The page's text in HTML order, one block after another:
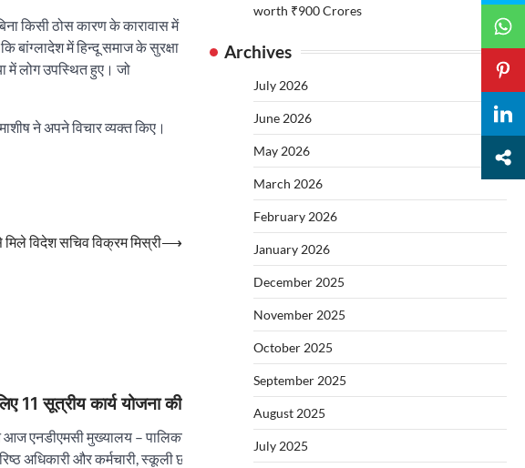
किसी ठोस कारण के कारावास में
बांग्लादेश में हिन्दू समाज के सुरक्षा
में लोग उपस्थित हुए। जो
ने अपने विचार व्यक्त किए।
विदेश सचिव विक्रम मिस्री⟶
11 सूत्रीय कार्य योजना की घोषणा की।
एनडीएमसी मुख्यालय – पालिका केंद्र में भारत के 78वें स्वतंत्रता दिवस के अवसर पर राष्ट्रीय ध्वज
अधिकारी और कर्मचारी, स्कूली छात्र, शिक्षक भी उपस्थित थे।
worth ₹900 Crores
Archives
July 2026
June 2026
May 2026
March 2026
February 2026
January 2026
December 2025
November 2025
October 2025
September 2025
August 2025
July 2025